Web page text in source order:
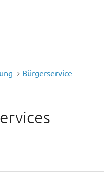
Bürgerservice